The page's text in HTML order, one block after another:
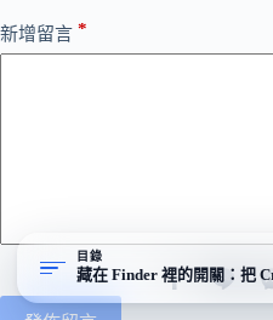
新增留言 *
目錄
藏在 Finder 裡的開關：把